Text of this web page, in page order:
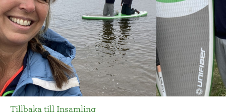
Tillbaka till Insamling